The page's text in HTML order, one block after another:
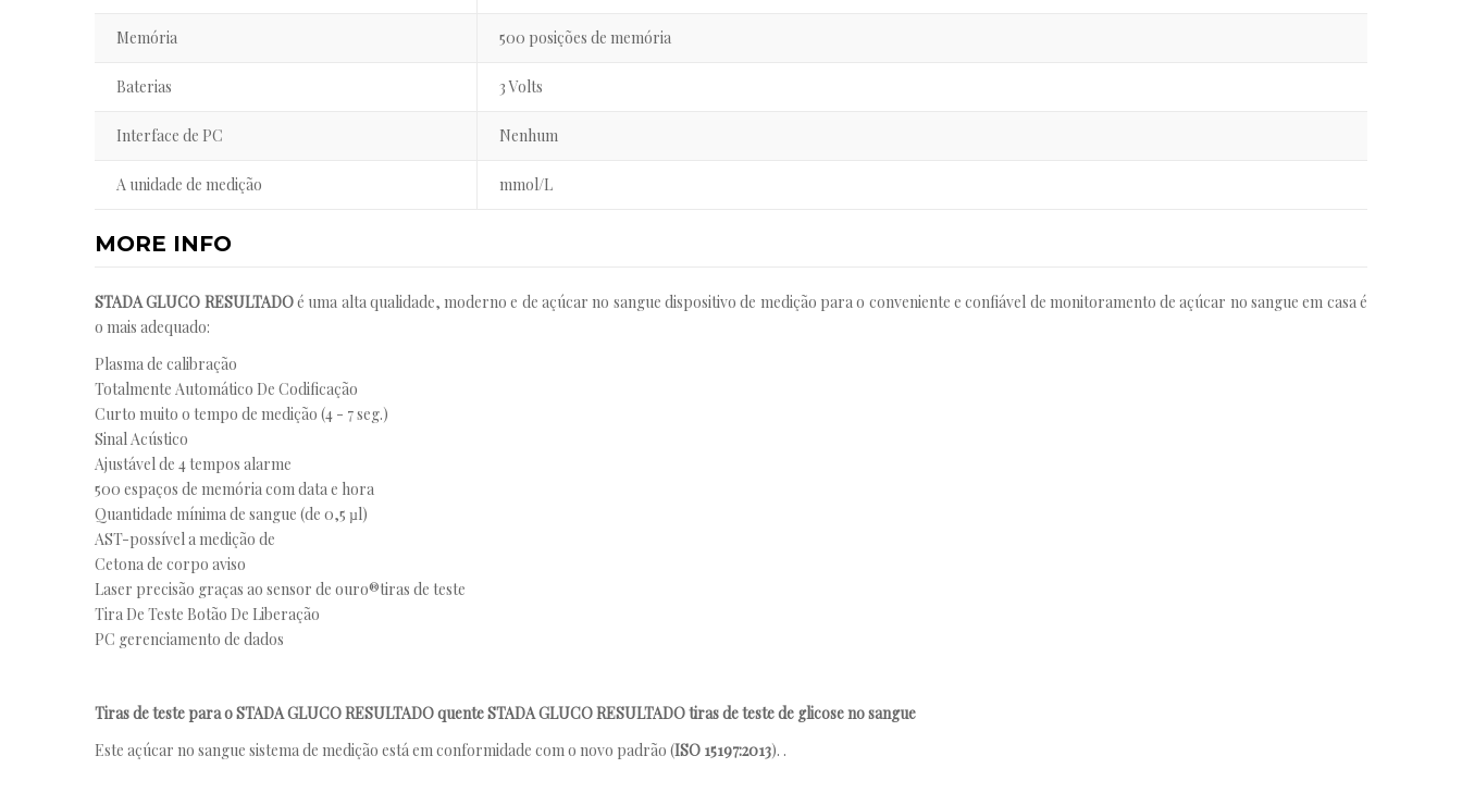
Memória 500 posições de memória
Baterias 3 Volts
Interface de PC Nenhum
A unidade de medição mmol/L
MORE INFO
STADA GLUCO RESULTADOé uma alta qualidade, moderno e de açúcar no sangue dispositivo de medição para o conveniente e confiável de monitoramento de açúcar no sangue em casa é
o mais adequado:
Plasma de calibração
Totalmente Automático De Codificação
Curto muito o tempo de medição (4 - 7 seg.)
Sinal Acústico
Ajustável de 4 tempos alarme
500 espaços de memória com data e hora
Quantidade mínima de sangue (de 0,5 µl)
AST-possível a medição de
Cetona de corpo aviso
Laser precisão graças ao sensor de ouro®tiras de teste
Tira De Teste Botão De Liberação
PC gerenciamento de dados
Tiras de teste para o STADA GLUCO RESULTADO quente STADA GLUCO RESULTADO tiras de teste de glicose no sangue
Este açúcar no sangue sistema de medição está em conformidade com o novo padrão (ISO 15197:2013). .